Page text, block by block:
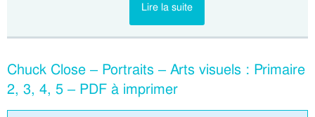
Lire la suite
Chuck Close – Portraits – Arts visuels : Primaire
2, 3, 4, 5 – PDF à imprimer